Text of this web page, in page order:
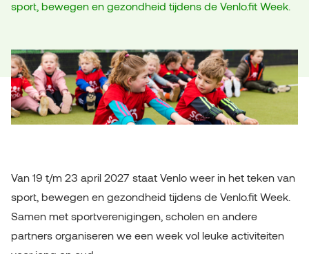
sport, bewegen en gezondheid tijdens de Venlo.fit Week.
Van 19 t/m 23 april 2027 staat Venlo weer in het teken van
sport, bewegen en gezondheid tijdens de Venlo.fit Week.
Samen met sportverenigingen, scholen en andere
partners organiseren we een week vol leuke activiteiten